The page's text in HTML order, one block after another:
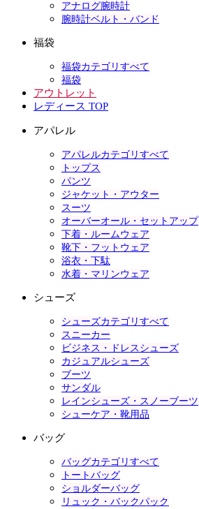
アナログ腕時計
腕時計ベルト・バンド
福袋
福袋カテゴリすべて
福袋
アウトレット
レディース TOP
アパレル
アパレルカテゴリすべて
トップス
パンツ
ジャケット・アウター
スーツ
オーバーオール・セットアップ
下着・ルームウェア
靴下・フットウェア
浴衣・下駄
水着・マリンウェア
シューズ
シューズカテゴリすべて
スニーカー
ビジネス・ドレスシューズ
カジュアルシューズ
ブーツ
サンダル
レインシューズ・スノーブーツ
シューケア・靴用品
バッグ
バッグカテゴリすべて
トートバッグ
ショルダーバッグ
リュック・バックパック